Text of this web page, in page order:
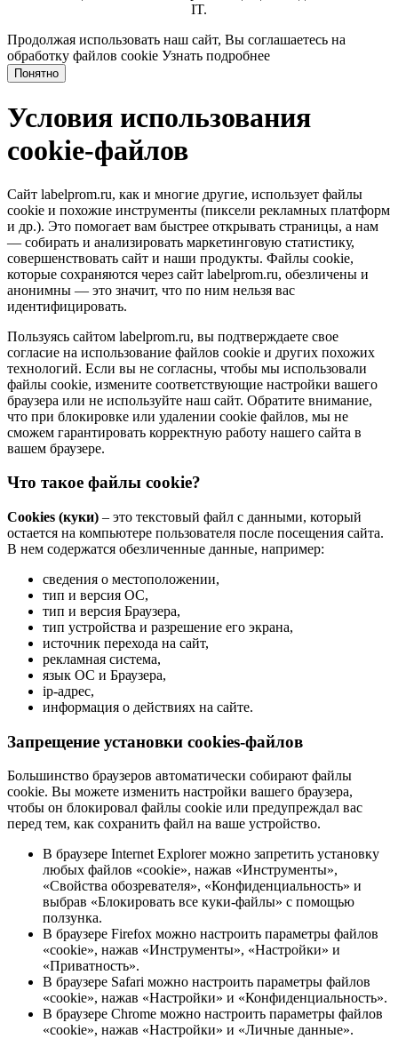
IT.
Продолжая использовать наш сайт, Вы соглашаетесь на
обработку файлов cookie Узнать подробнее
Понятно
Условия использования
cookie-файлов
Сайт labelprom.ru, как и многие другие, использует файлы
cookie и похожие инструменты (пиксели рекламных платформ
и др.). Это помогает вам быстрее открывать страницы, а нам
— собирать и анализировать маркетинговую статистику,
совершенствовать сайт и наши продукты. Файлы сookie,
которые сохраняются через сайт labelprom.ru, обезличены и
анонимны — это значит, что по ним нельзя вас
идентифицировать.
Пользуясь сайтом labelprom.ru, вы подтверждаете свое
согласие на использование файлов cookie и других похожих
технологий. Если вы не согласны, чтобы мы использовали
файлы cookie, измените соответствующие настройки вашего
браузера или не используйте наш сайт. Обратите внимание,
что при блокировке или удалении cookie файлов, мы не
сможем гарантировать корректную работу нашего сайта в
вашем браузере.
Что такое файлы cookie?
Cookies (куки) – это текстовый файл с данными, который
остается на компьютере пользователя после посещения сайта.
В нем содержатся обезличенные данные, например:
сведения о местоположении,
тип и версия ОС,
тип и версия Браузера,
тип устройства и разрешение его экрана,
источник перехода на сайт,
рекламная система,
язык ОС и Браузера,
ip-адрес,
информация о действиях на сайте.
Запрещение установки cookies-файлов
Большинство браузеров автоматически собирают файлы
cookie. Вы можете изменить настройки вашего браузера,
чтобы он блокировал файлы cookie или предупреждал вас
перед тем, как сохранить файл на ваше устройство.
В браузере Internet Explorer можно запретить установку
любых файлов «cookie», нажав «Инструменты»,
«Свойства обозревателя», «Конфиденциальность» и
выбрав «Блокировать все куки-файлы» с помощью
ползунка.
В браузере Firefox можно настроить параметры файлов
«cookie», нажав «Инструменты», «Настройки» и
«Приватность».
В браузере Safari можно настроить параметры файлов
«cookie», нажав «Настройки» и «Конфиденциальность».
В браузере Chrome можно настроить параметры файлов
«cookie», нажав «Настройки» и «Личные данные».